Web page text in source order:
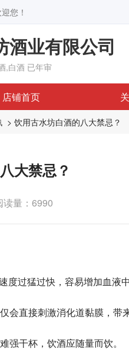
您！
酒业有限公司
,白酒 已年审
店铺首页
> 饮用古水坊白酒的八大禁忌？
大禁忌？
读量：6990
过猛过快，容易增加血液中
直接刺激消化道黏膜，带来
干杯，饮酒应随量而饮。